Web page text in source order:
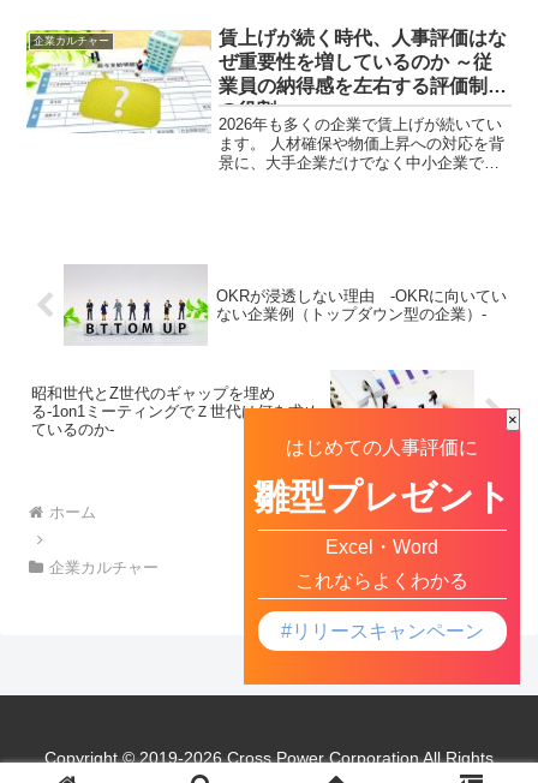
務で押さえるべき対応ヒントをまとめま
す。 改正の背...
企業カルチャー
賃上げが続く時代、人事評価はな
ぜ重要性を増しているのか ～従
業員の納得感を左右する評価制度
の役割～
2026年も多くの企業で賃上げが続いてい
ます。 人材確保や物価上昇への対応を背
景に、大手企業だけでなく中小企業でも
ない」
OKRが浸透しない理由 -OKRに向いてい
ない企業例（トップダウン型の企業）-
昭和世代とZ世代のギャップを埋め
る-1on1ミーティングでＺ世代は何を求め
ているのか-
ホーム
企業カルチャー
Copyright © 2019-2026 Cross Power Corporation All Rights
×
はじめての人事評価に
雛型プレゼント
Excel・Word
これならよくわかる
#リリースキャンペーン